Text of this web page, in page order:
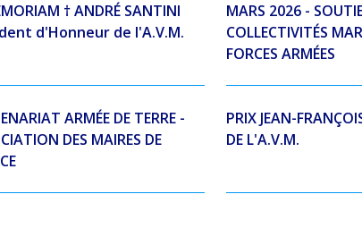
† ANDRÉ SANTINI
d'Honneur de l'A.V.M.
MARS 2026 -
COLLECTIVITÉS
FORCES ARMÉES
ARMÉE DE TERRE -
DES MAIRES DE
PRIX JEAN-
DE L'A.V.M.